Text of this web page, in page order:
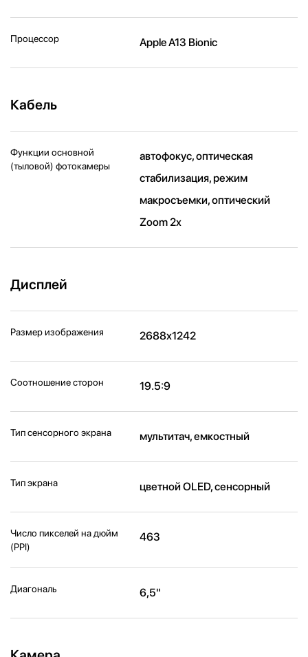
Процессор Apple A13 Bionic
Кабель
Функции основной
(тыловой) фотокамеры
автофокус, оптическая
стабилизация, режим
макросъемки, оптический
Zoom 2x
Дисплей
Размер изображения 2688x1242
Соотношение сторон 19.5:9
Тип сенсорного экрана мультитач, емкостный
Тип экрана цветной OLED, сенсорный
Число пикселей на дюйм
(PPI)
463
Диагональ 6,5"